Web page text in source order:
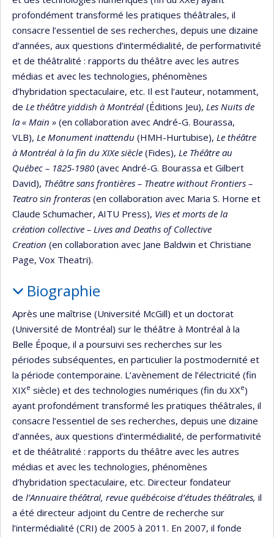
profondément transformé les pratiques théâtrales, il
consacre l’essentiel de ses recherches, depuis une dizaine
d’années, aux questions d’intermédialité, de performativité
et de théâtralité : rapports du théâtre avec les autres
médias et avec les technologies, phénomènes
d’hybridation spectaculaire, etc. Il est l’auteur, notamment,
de Le théâtre yiddish à Montréal (Éditions Jeu), Les Nuits de
la « Main » (en collaboration avec André-G. Bourassa,
VLB), Le Monument inattendu (HMH-Hurtubise), Le théâtre
à Montréal à la fin du XIXe siècle (Fides), Le Théâtre au
Québec – 1825-1980 (avec André-G. Bourassa et Gilbert
David), Théâtre sans frontières – Theatre without Frontiers –
Teatro sin fronteras (en collaboration avec Maria S. Horne et
Claude Schumacher, AITU Press), Vies et morts de la
création collective – Lives and Deaths of Collective
Creation (en collaboration avec Jane Baldwin et Christiane
Page, Vox Theatri).
Biographie
Après une maîtrise (Université McGill) et un doctorat
(Université de Montréal) sur le théâtre à Montréal à la
Belle Époque, il a poursuivi ses recherches sur les
périodes subséquentes, en particulier la postmodernité et
la période contemporaine. L’avènement de l’électricité (fin
XIXe siècle) et des technologies numériques (fin du XXe)
ayant profondément transformé les pratiques théâtrales, il
consacre l’essentiel de ses recherches, depuis une dizaine
d’années, aux questions d’intermédialité, de performativité
et de théâtralité : rapports du théâtre avec les autres
médias et avec les technologies, phénomènes
d’hybridation spectaculaire, etc. Directeur fondateur
de l’Annuaire théâtral, revue québécoise d’études théâtrales, il
a été directeur adjoint du Centre de recherche sur
l’intermédialité (CRI) de 2005 à 2011. En 2007, il fonde